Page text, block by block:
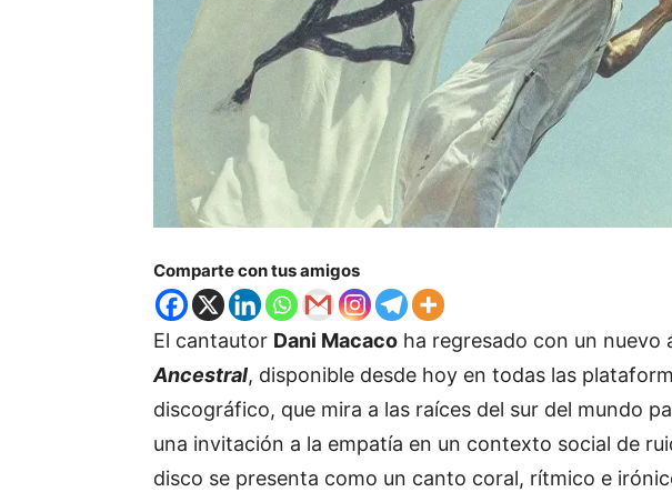
Comparte con tus amigos
El cantautor Dani Macaco ha regresado con un nuevo
Ancestral, disponible desde hoy en todas las
discográfico, que mira a las raíces del sur del mundo
una invitación a la empatía en un contexto social de
disco se presenta como un canto coral, rítmico e